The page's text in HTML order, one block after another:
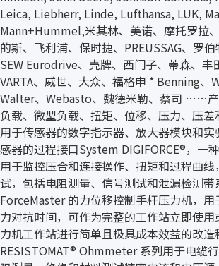
Leica, Liebherr, Linde, Lufthansa, LUK,
Mann+Hummel,米其林、美诺、摩托罗拉
的斯、飞利浦、保时捷、PREUSSAG、罗伯
SEW Eurodrive、壳牌、西门子、蒂森、丰
VARTA、威世、大众、福格申 * Benning、
Walter、Webasto、魏德米勒、蔡司 ……
负载、微型负载、扭矩、位移、压力、压
用于传感器的数字指示器、放大器模块和
感器的过程接口System DIGIFORCE®，一
用于监控压合和连接操作、扭矩和过程曲
试，包括电阻测量、信号测试和泄漏检测
ForceMaster 的力位移控制手杆压力机，
力对抗时间，可作为完整的工作站立即使
力机工作站进行简单且极具成本效益的改
RESISTOMAT® Ohmmeter 系列用于电缆